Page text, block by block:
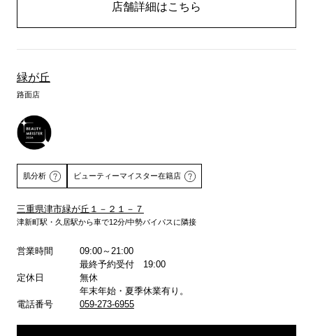
店舗詳細はこちら
緑が丘
路面店
肌分析 ビューティーマイスター在籍店
三重県津市緑が丘１－２１－７
津新町駅・久居駅から車で12分/中勢バイパスに隣接
営業時間
09:00～21:00
最終予約受付 19:00
定休日
無休
年末年始・夏季休業有り。
電話番号
059-273-6955